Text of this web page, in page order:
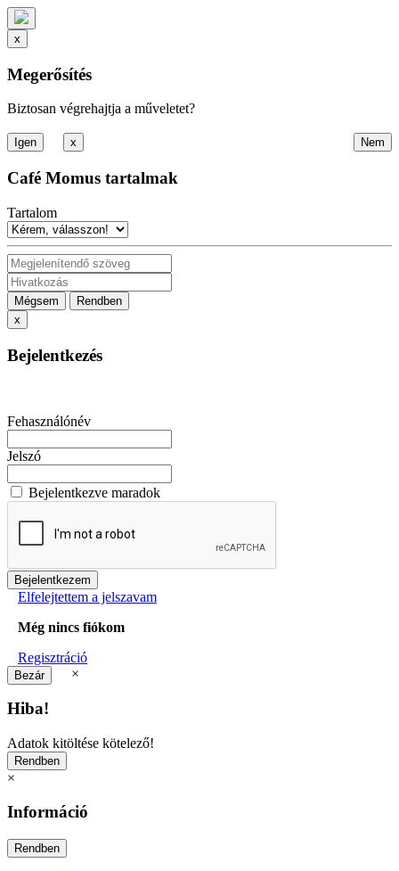
x
Megerősítés
Biztosan végrehajtja a műveletet?
x
Café Momus tartalmak
Tartalom
Mégsem
Rendben
x
Bejelentkezés
Fehasználónév
Jelszó
Bejelentkezve maradok
Elfelejtettem a jelszavam
Még nincs fiókom
Regisztráció
×
Hiba!
Adatok kitöltése kötelező!
×
Információ